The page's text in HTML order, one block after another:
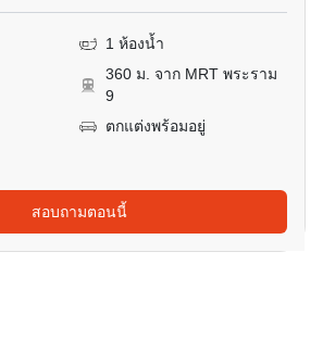
1 ห้องน้ำ
360 ม. จาก MRT พระราม
9
ตกแต่งพร้อมอยู่
สอบถามตอนนี้